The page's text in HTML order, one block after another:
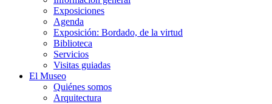
Exposiciones
Agenda
Exposición: Bordado, de la virtud
Biblioteca
Servicios
Visitas guiadas
El Museo
Quiénes somos
Arquitectura